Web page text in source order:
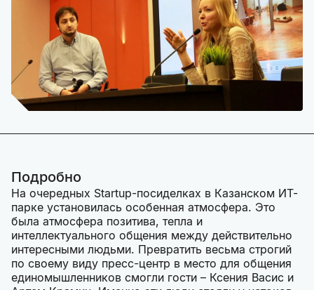
Подробно
На очередных Startup-посиделках в Казанском ИТ-
парке установилась особенная атмосфера. Это
была атмосфера позитива, тепла и
интеллектуального общения между действительно
интересными людьми. Превратить весьма строгий
по своему виду пресс-центр в место для общения
единомышленников смогли гости – Ксения Васис и